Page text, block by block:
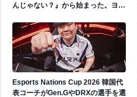
んじゃない？』から始まった。ヨル
していると思う。」
Esports Nations Cup 2026 韓国代
表コーチがGen.GやDRXの選手を選